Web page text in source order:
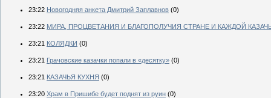
23:22 Новогодняя анкета Дмитрий Заплавнов (0)
23:22 МИРА, ПРОЦВЕТАНИЯ И БЛАГОПОЛУЧИЯ СТРАНЕ И КАЖДОЙ
23:21 КОЛЯДКИ (0)
23:21 Грачовские казачки попали в «десятку» (0)
23:21 КАЗАЧЬЯ КУХНЯ (0)
23:20 Храм в Пришибе будет поднят из руин (0)